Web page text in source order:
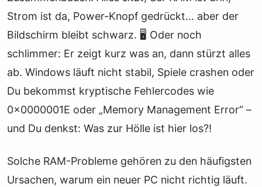
Strom ist da, Power-Knopf gedrückt… aber der
Bildschirm bleibt schwarz. 🖥️ Oder noch
schlimmer: Er zeigt kurz was an, dann stürzt alles
ab. Windows läuft nicht stabil, Spiele crashen oder
Du bekommst kryptische Fehlercodes wie
0x0000001E oder „Memory Management Error“ –
und Du denkst: Was zur Hölle ist hier los?!
Solche RAM-Probleme gehören zu den häufigsten
Ursachen, warum ein neuer PC nicht richtig läuft.